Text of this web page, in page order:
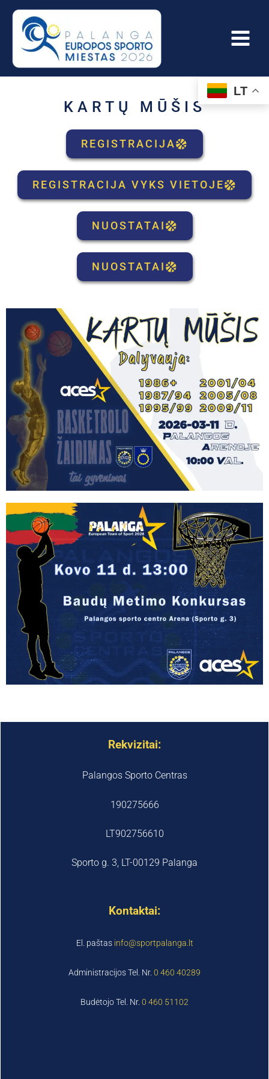
LT
KARTŲ MŪŠIS
REGISTRACIJA
REGISTRACIJA VYKS VIETOJE
NUOSTATAI
NUOSTATAI
Rekvizitai:
Palangos Sporto Centras
190275666
LT902756610
Sporto g. 3, LT-00129 Palanga
Kontaktai:
El. paštas info@sportpalanga.lt
Administracijos Tel. Nr. 0 460 40289
Budėtojo Tel. Nr. 0 460 51102